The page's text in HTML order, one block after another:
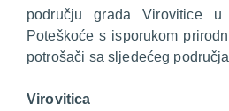
području grada Virovitice
Poteškoće s isporukom
potrošači sa sljedećeg
Virovitica